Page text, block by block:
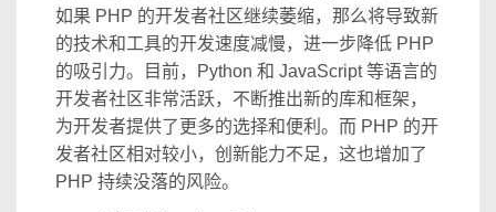
如果 PHP 的开发者社区继续萎缩，那么将导致新
的技术和工具的开发速度减慢，进一步降低 PHP
的吸引力。目前，Python 和 JavaScript 等语言的
开发者社区非常活跃，不断推出新的库和框架，
为开发者提供了更多的选择和便利。而 PHP 的开
发者社区相对较小，创新能力不足，这也增加了
PHP 持续没落的风险。